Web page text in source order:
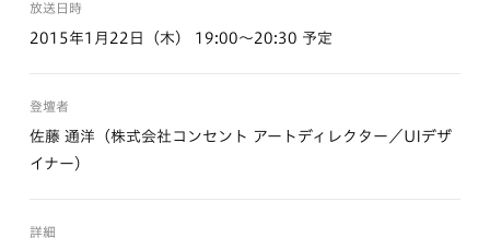
放送日時
2015年1月22日（木） 19:00〜20:30 予定
登壇者
佐藤 通洋（株式会社コンセント アートディレクター／UIデザ
イナー）
詳細